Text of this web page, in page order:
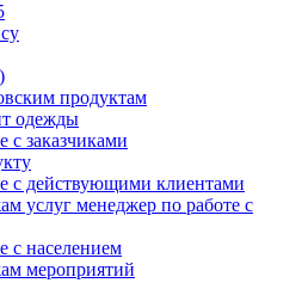
продуктам
одежды
с заказчиками
с действующими клиентами
услуг менеджер по работе с
с населением
мероприятий